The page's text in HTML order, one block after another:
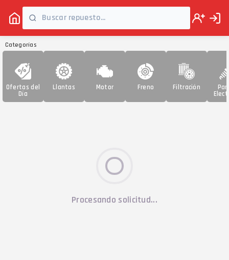
Categorías
Ofertas del
Día
Llantas Motor Freno Filtración
Procesando solicitud...